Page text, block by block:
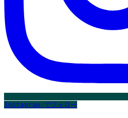
Instagram でフォロー